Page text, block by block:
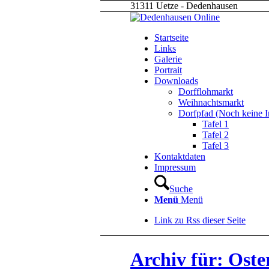
31311 Uetze - Dedenhausen
Startseite
Links
Galerie
Portrait
Downloads
Dorfflohmarkt
Weihnachtsmarkt
Dorfpfad (Noch keine
Tafel 1
Tafel 2
Tafel 3
Kontaktdaten
Impressum
Suche
Menü Menü
Link zu Rss dieser Seite
Archiv für: